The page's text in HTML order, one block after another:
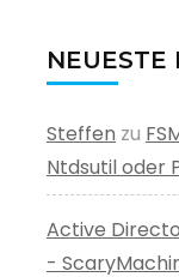
NEUESTE
Steffen zu
Ntdsutil oder
Active
-